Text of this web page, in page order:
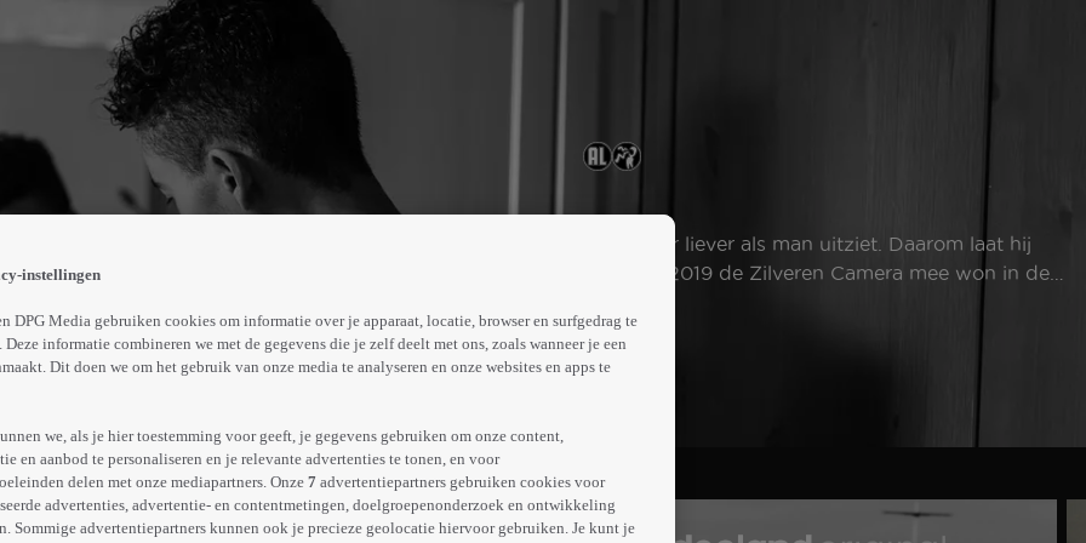
zich niet zo. Hij voelt zich ook geen man, maar weet wel dat hij er liever als man uitziet. Daarom laat hij
jonge fotograaf zelf vast door middel van zelfportretten, waar hij in 2019 de Zilveren Camera mee won in de
Abonneren op Videoland
instellingen
DPG Media gebruiken cookies om informatie over je apparaat, locatie, browser en surfgedrag te
Deze informatie combineren we met de gegevens die je zelf deelt met ons, zoals wanneer je een
Dit doen we om het gebruik van onze media te analyseren en onze websites en apps te
we, als je hier toestemming voor geeft, je gegevens gebruiken om onze content,
en aanbod te personaliseren en je relevante advertenties te tonen, en voor
delen met onze mediapartners. Onze 7 advertentiepartners gebruiken cookies voor
advertenties, advertentie- en contentmetingen, doelgroepenonderzoek en ontwikkeling
Sommige advertentiepartners kunnen ook je precieze geolocatie hiervoor gebruiken. Je kunt je